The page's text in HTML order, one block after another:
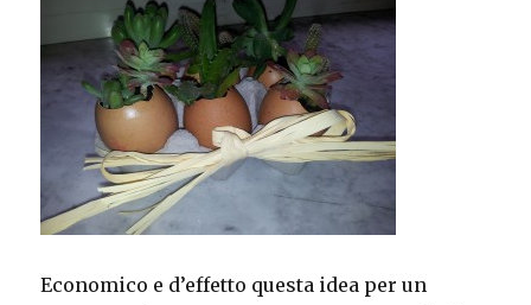
Economico e d’effetto questa idea per un